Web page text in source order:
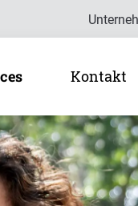
von Fehlverhalten
Kontakt